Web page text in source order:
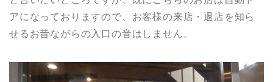
アになっておりますので、お客様の来店・退店を知ら
せるお昔ながらの入口の音はしません。